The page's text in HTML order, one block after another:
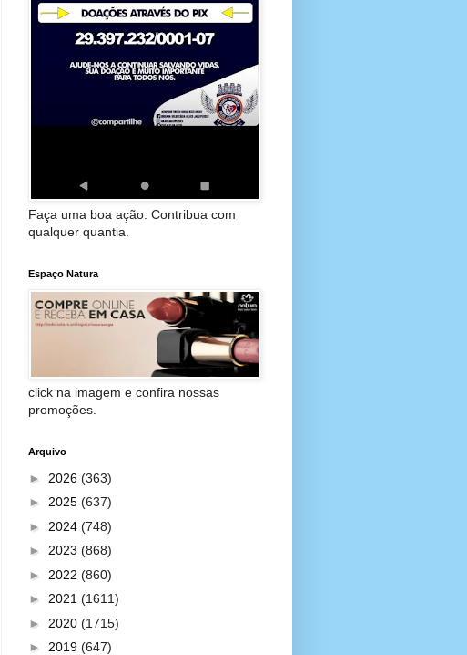
Faça uma boa ação. Contribua com
qualquer quantia.
Espaço Natura
click na imagem e confira nossas
promoções.
Arquivo
► 2026 (363)
► 2025 (637)
► 2024 (748)
► 2023 (868)
► 2022 (860)
► 2021 (1611)
► 2020 (1715)
► 2019 (647)